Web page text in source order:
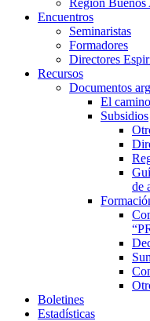
Encuentros
Seminaristas
Formadores
Directores
Recursos
Documentos
El
Subsidios
de
Boletines
Estadísticas